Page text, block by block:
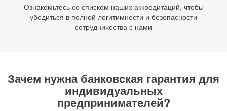
Ознакомьтесь со списком наших аккредитаций, чтобы
убедиться в полной легитимности и безопасности
сотрудничества с нами
Зачем нужна банковская гарантия для
индивидуальных
предпринимателей?